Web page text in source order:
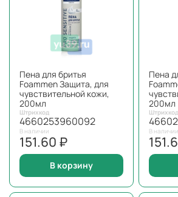
Пена для бритья
Foammen Защита, для
чувствительной кожи,
200мл
Штрихкод
4660253960092
В наличии
151.60 ₽
В корзину
Пена
200мл
Штрихкод
В наличии